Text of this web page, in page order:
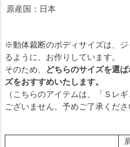
原産国：日本
※動体裁断のボディサイズは、
るように、お作りしています。
そのため、
どちらのサイズを選
ズをおすすめいたします。
（こちらのアイテムは、「Ｓレ
ございません。予めご了承くださ